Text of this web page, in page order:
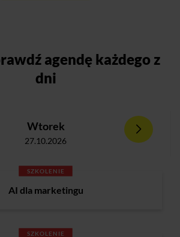
agendę każdego z
dni
Wtorek
27.10.2026
SZKOLENIE
AI dla marketingu
SZKOLENIE